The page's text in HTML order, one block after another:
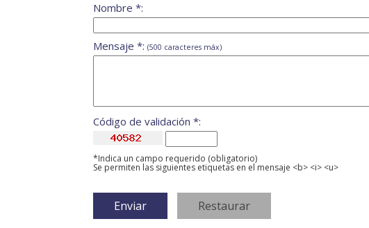
Nombre *:
Mensaje *: (500 caracteres máx)
Código de validación *:
*Indica un campo requerido (obligatorio)
Se permiten las siguientes etiquetas en el mensaje <b> <i> <u>